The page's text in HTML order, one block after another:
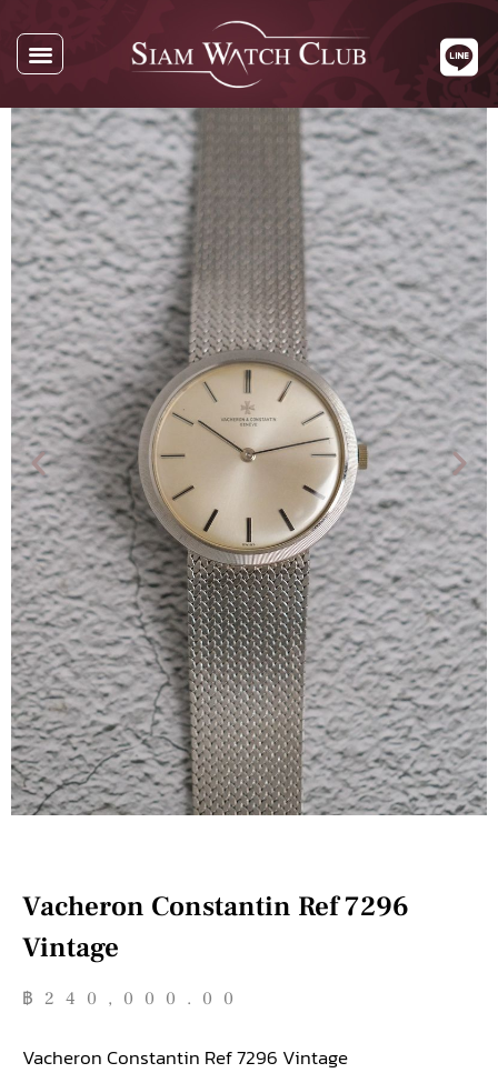
Vacheron Constantin Ref 7296
Vintage
฿ 240,000.00
Vacheron Constantin Ref 7296 Vintage